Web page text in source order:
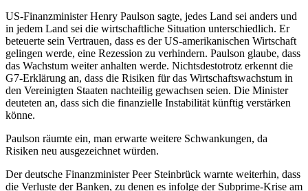
US-Finanzminister Henry Paulson sagte, jedes Land sei anders und
in jedem Land sei die wirtschaftliche Situation unterschiedlich. Er
beteuerte sein Vertrauen, dass es der US-amerikanischen Wirtschaft
gelingen werde, eine Rezession zu verhindern. Paulson glaube, dass
das Wachstum weiter anhalten werde. Nichtsdestotrotz erkennt die
G7-Erklärung an, dass die Risiken für das Wirtschaftswachstum in
den Vereinigten Staaten nachteilig gewachsen seien. Die Minister
deuteten an, dass sich die finanzielle Instabilität künftig verstärken
könne.
Paulson räumte ein, man erwarte weitere Schwankungen, da
Risiken neu ausgezeichnet würden.
Der deutsche Finanzminister Peer Steinbrück warnte weiterhin, dass
die Verluste der Banken, zu denen es infolge der Subprime-Krise am